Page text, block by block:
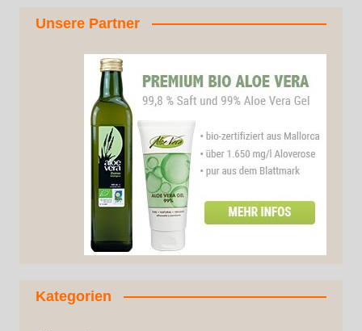
Unsere Partner
Kategorien